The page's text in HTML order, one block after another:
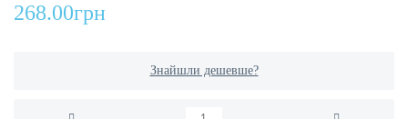
268.00грн
Знайшли дешевше?